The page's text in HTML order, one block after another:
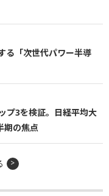
る「次世代パワー半導
プ3を検証。日経平均大
期の焦点